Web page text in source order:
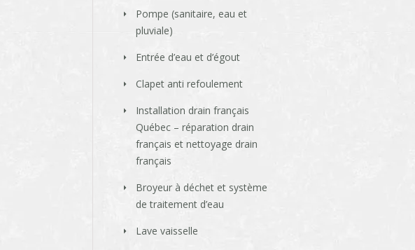
Pompe (sanitaire, eau et
pluviale)
Entrée d’eau et d’égout
Clapet anti refoulement
Installation drain français
Québec – réparation drain
français et nettoyage drain
français
Broyeur à déchet et système
de traitement d’eau
Lave vaisselle